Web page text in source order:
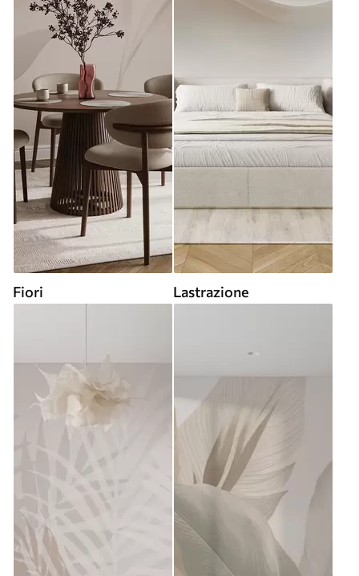
Fiori Lastrazione